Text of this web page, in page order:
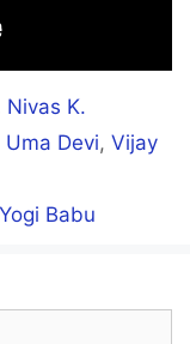
Nivas K.
Uma Devi, Vijay
Yogi Babu